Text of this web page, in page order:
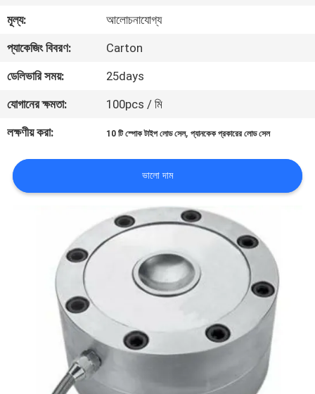
পরিদর্শন
গুণমান
নিয়ন্ত্রণ
খবর
মামলা
মূল্য:
আলোচনাযোগ্য
প্যাকেজিং বিবরণ:
Carton
ডেলিভারি সময়:
25days
যোগানের ক্ষমতা:
100pcs / মি
লক্ষণীয় করা:
10 টি স্পোক টাইপ লোড সেল,প্যানকেক প্রকারের লোড সেল
ভালো দাম